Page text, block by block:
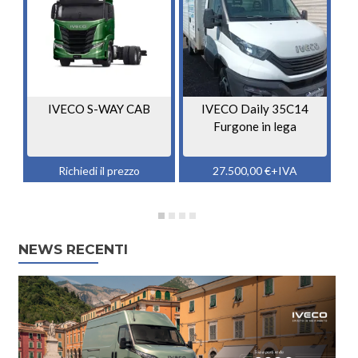
IVECO S-WAY CAB
Richiedi il prezzo
IVECO Daily 35C14
Furgone in lega
27.500,00€+IVA
NEWS RECENTI